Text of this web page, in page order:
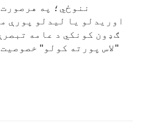
ننوځي؛ په
اوریدلو یا لیدلو پورې
ګډون کونکي د عامه
"لاس پورته کولو"